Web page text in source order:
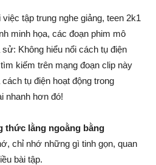
việc tập trung nghe giảng, teen 2k1
minh họa, các đoạn phim mô
Không hiểu nổi cách tụ điện
kiếm trên mạng đoạn clip này
tụ điện hoạt động trong
nhanh hơn đó!
thức lằng ngoằng bằng
chỉ nhớ những gì tinh gọn, quan
bài tập.